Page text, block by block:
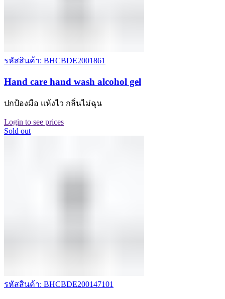
รหัสสินค้า: BHCBDE2001861
Hand care hand wash alcohol gel
ปกป้องมือ แห้งไว กลิ่นไม่ฉุน
Login to see prices
Sold out
รหัสสินค้า: BHCBDE200147101